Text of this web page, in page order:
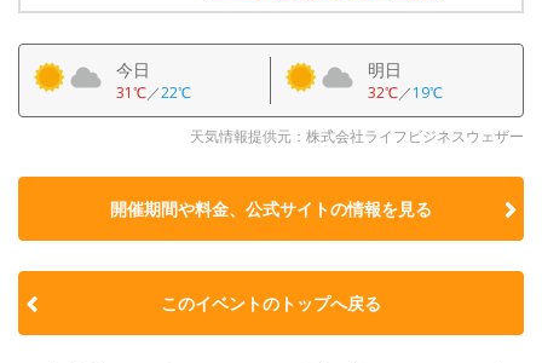
今日
31℃／22℃
明日
32℃／19℃
天気情報提供元：株式会社ライフビジネスウェザー
開催期間や料金、公式サイトの情報を見る
このイベントのトップへ戻る